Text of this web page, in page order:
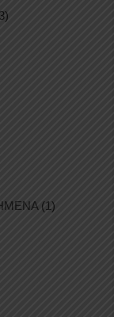
(1)